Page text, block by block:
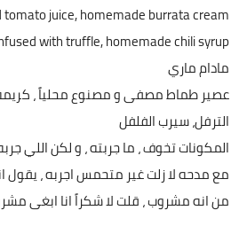
juice, homemade burrata cream
with truffle, homemade chili syrup
مادام ماري
عصير طماط مصفى و مصنوع محلياً ، كريمة
الترفل، سيرب الفلفل
المكونات تخوف ، ما جربته ، و لكن اللي
مع مدحه لا زلت غير متحمس اجربه ،
من انه مشروب ، قلت لا شكراً انا ابغى